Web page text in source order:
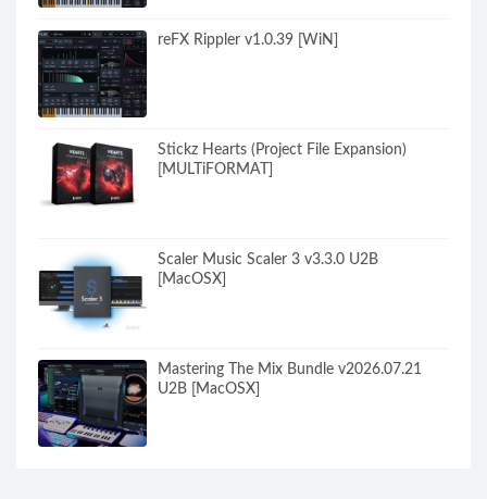
reFX Rippler v1.0.39 [WiN]
Stickz Hearts (Project File Expansion)
[MULTiFORMAT]
Scaler Music Scaler 3 v3.3.0 U2B
[MacOSX]
Mastering The Mix Bundle v2026.07.21
U2B [MacOSX]